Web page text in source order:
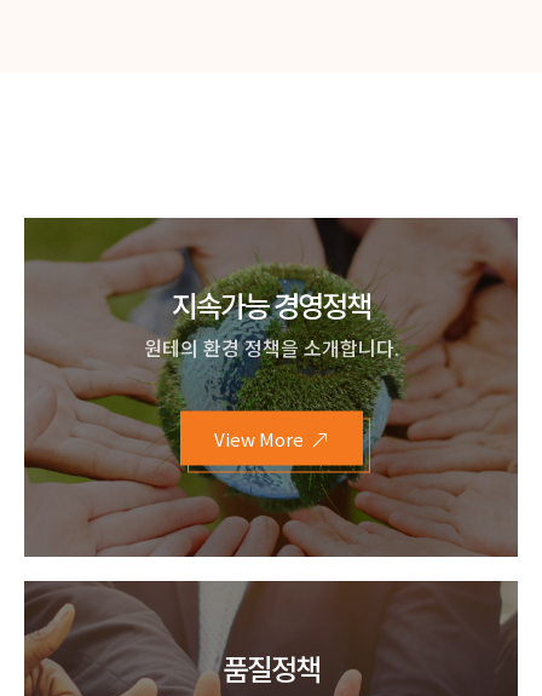
지속가능 경영정책
원테의 환경 정책을 소개합니다.
View More
품질정책